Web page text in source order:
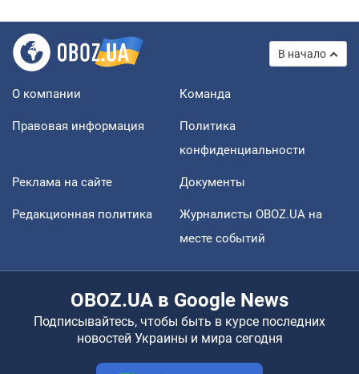
В начало
О компании Команда
Правовая информация
Политика
конфиденциальности
Реклама на сайте Документы
Редакционная политика
Журналисты OBOZ.UA на
месте событий
OBOZ.UA в Google News
Подписывайтесь, чтобы быть в курсе последних
новостей Украины и мира сегодня